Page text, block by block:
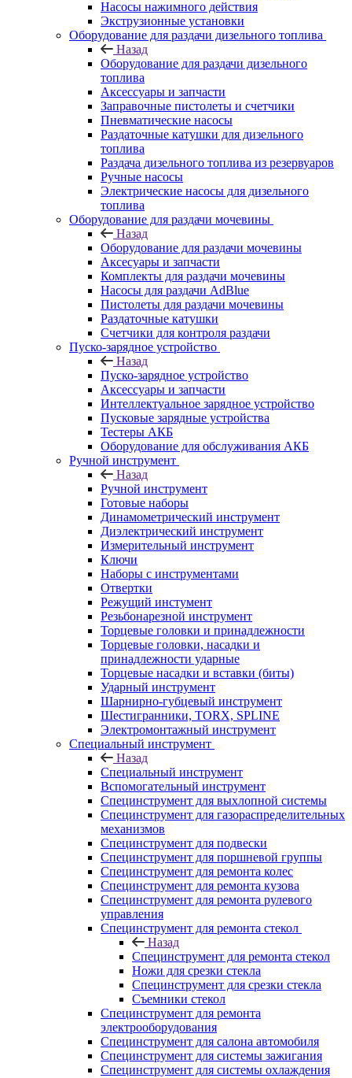
Насосы нажимного действия
Экструзионные установки
Оборудование для раздачи дизельного топлива
Назад
Оборудование для раздачи дизельного
топлива
Аксессуары и запчасти
Заправочные пистолеты и счетчики
Пневматические насосы
Раздаточные катушки для дизельного
топлива
Раздача дизельного топлива из резервуаров
Ручные насосы
Электрические насосы для дизельного
топлива
Оборудование для раздачи мочевины
Назад
Оборудование для раздачи мочевины
Аксесуары и запчасти
Комплекты для раздачи мочевины
Насосы для раздачи AdBlue
Пистолеты для раздачи мочевины
Раздаточные катушки
Счетчики для контроля раздачи
Пуско-зарядное устройство
Назад
Пуско-зарядное устройство
Аксессуары и запчасти
Интеллектуальное зарядное устройство
Пусковые зарядные устройства
Тестеры АКБ
Оборудование для обслуживания АКБ
Ручной инструмент
Назад
Ручной инструмент
Готовые наборы
Динамометрический инструмент
Диэлектрический инструмент
Измерительный инструмент
Ключи
Наборы с инструментами
Отвертки
Режущий инстумент
Резьбонарезной инструмент
Торцевые головки и принадлежности
Торцевые головки, насадки и
принадлежности ударные
Торцевые насадки и вставки (биты)
Ударный инструмент
Шарнирно-губцевый инструмент
Шестигранники, TORX, SPLINE
Электромонтажный инструмент
Специальный инструмент
Назад
Специальный инструмент
Вспомогательный инструмент
Специнструмент для выхлопной системы
Специнструмент для газораспределительных
механизмов
Специнструмент для подвески
Специнструмент для поршневой группы
Специнструмент для ремонта колес
Специнструмент для ремонта кузова
Специнструмент для ремонта рулевого
управления
Специнструмент для ремонта стекол
Назад
Специнструмент для ремонта стекол
Ножи для срезки стекла
Специнструмент для срезки стекла
Съемники стекол
Специнструмент для ремонта
электрооборудования
Специнструмент для салона автомобиля
Специнструмент для системы зажигания
Специнструмент для системы охлаждения